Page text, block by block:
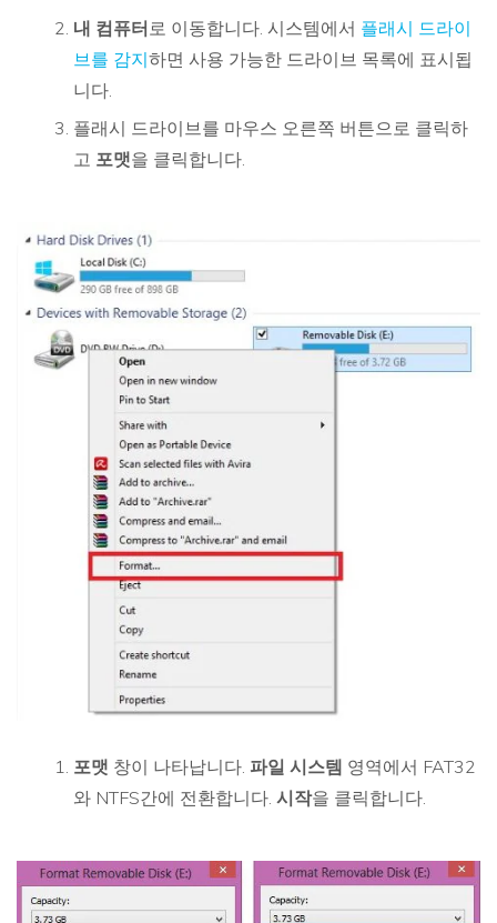
내 컴퓨터로 이동합니다. 시스템에서 플래시 드라이
브를 감지하면 사용 가능한 드라이브 목록에 표시됩
니다.
플래시 드라이브를 마우스 오른쪽 버튼으로 클릭하
고 포맷을 클릭합니다.
포맷 창이 나타납니다. 파일 시스템 영역에서 FAT32
와 NTFS간에 전환합니다. 시작을 클릭합니다.